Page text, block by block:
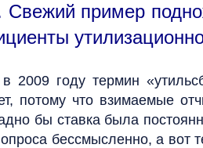
Свежий пример
2009 году термин
потому что взимаемые
бы ставка была
бессмысленно, а вот